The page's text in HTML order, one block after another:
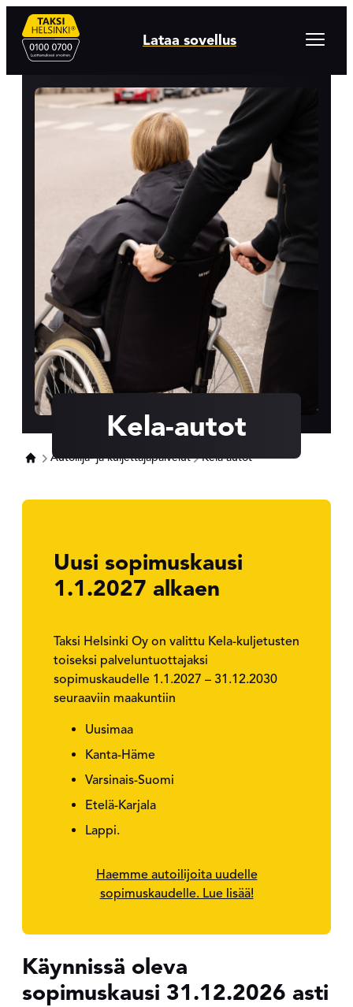
Hyppää
sisältöön
Lataa sovellus
Avaa
valikko
Kela-autot
Autoilija- ja kuljettajapalvelut Kela-autot
Uusi sopimuskausi
1.1.2027 alkaen
Taksi Helsinki Oy on valittu Kela-kuljetusten
toiseksi palveluntuottajaksi
sopimuskaudelle 1.1.2027 – 31.12.2030
seuraaviin maakuntiin
Uusimaa
Kanta-Häme
Varsinais-Suomi
Etelä-Karjala
Lappi.
Haemme autoilijoita uudelle
sopimuskaudelle. Lue lisää!
Käynnissä oleva
sopimuskausi 31.12.2026 asti